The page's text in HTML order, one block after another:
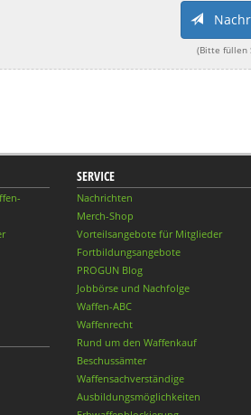
(Bitte füllen
SERVICE
Nachrichten
Merch-Shop
Vorteilsangebote für Mitglieder
Fortbildungsangebote
PROGUN Blog
Jobbörse und Nachfolge
Waffen-ABC
Waffenrecht
Rund um den Waffenkauf
Beschussämter
Waffensachverständige
Ausbildungsmöglichkeiten